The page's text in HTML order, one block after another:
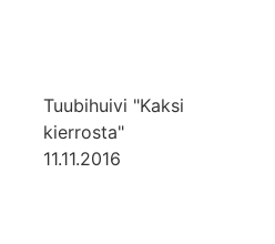
Tuubihuivi "Kaksi
kierrosta"
11.11.2016